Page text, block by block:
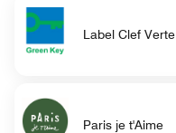
Label Clef Verte
Paris je t'Aime